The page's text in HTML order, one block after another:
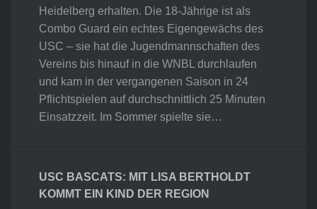
Heidelberg erhalten. Die 18-Jährige ist als
Combo Guard ein echtes Eigengewächs des
USC – sie hat die Jugendmannschaften des
Vereins bis hinauf in die WNBL durchlaufen
und kam in der vergangenen Saison in 24
Pflichtspielen auf durchschnittlich 25 Minuten
Einsatzzeit. Im Sommer spielte sie…
USC BASCATS: MIT LISA BERTHOLDT
KOMMT EIN KIND DER REGION